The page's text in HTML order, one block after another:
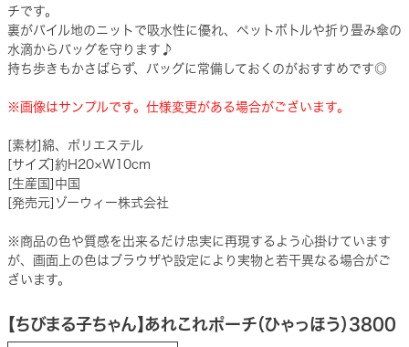
チです。
裏がパイル地のニットで吸水性に優れ、ペットボトルや折り畳み傘の
水滴からバッグを守ります♪
持ち歩きもかさばらず、バッグに常備しておくのがおすすめです◎
※画像はサンプルです。仕様変更がある場合がございます。
[素材]綿、ポリエステル
[サイズ]約H20×W10cm
[生産国]中国
[発売元]ゾーウィー株式会社
※商品の色や質感を出来るだけ忠実に再現するよう心掛けています
が、画面上の色はブラウザや設定により実物と若干異なる場合がご
ざいます。
【ちびまる子ちゃん】あれこれポーチ（ひゃっほう）3800